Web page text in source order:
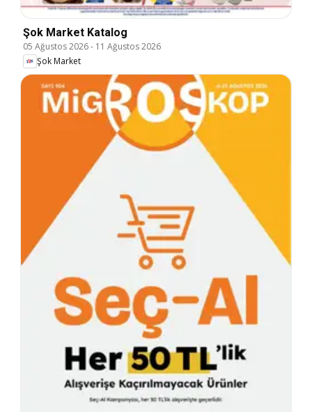
Şok Market Katalog
05 Ağustos 2026- 11 Ağustos 2026
Şok Market